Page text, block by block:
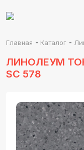
Главная - Каталог -
ЛИНОЛЕУМ
SC 578